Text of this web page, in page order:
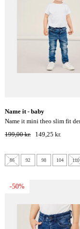
name it - baby
name it mini theo slim fit denim
bukser - medium blue denim
199,00 kr. 149,25 kr.
86 92 98 104 110
-50%